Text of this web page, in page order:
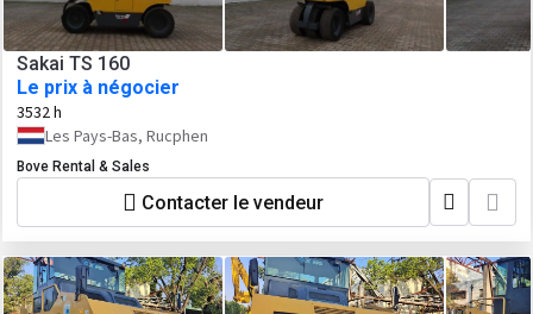
Sakai TS 160
Le prix à négocier
3532 h
Les Pays-Bas, Rucphen
Bove Rental & Sales
Contacter le vendeur